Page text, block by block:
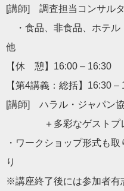
[講師] 調査担当コンサル
・食品、非食品、ホテル
他
【休 憩】16:00 – 16:30
【第4講義：総括】16:30 –
[講師] ハラル・ジャパン
＋多彩なゲストプレ
・ワークショップ形式も
り
※講座終了後には参加者有